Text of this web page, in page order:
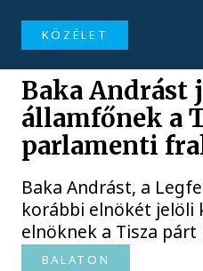
KÖZÉLET
Baka Andrást
államfőnek a
parlamenti
Baka Andrást, a
korábbi elnökét jelöli
elnöknek a Tisza
BALATON